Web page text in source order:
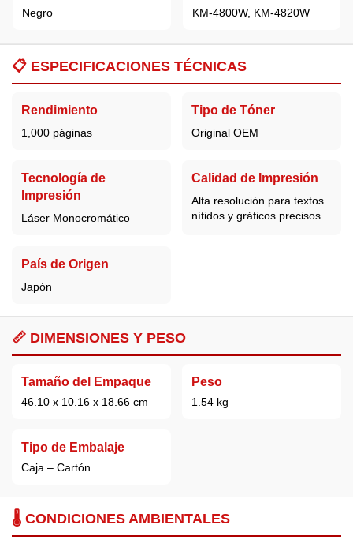
Negro KM-4800W, KM-4820W
📋 ESPECIFICACIONES TÉCNICAS
Rendimiento
1,000 páginas
Tipo de Tóner
Original OEM
Tecnología de
Impresión
Láser Monocromático
Calidad de Impresión
Alta resolución para textos
nítidos y gráficos precisos
País de Origen
Japón
📏 DIMENSIONES Y PESO
Tamaño del Empaque
46.10 x 10.16 x 18.66 cm
Peso
1.54 kg
Tipo de Embalaje
Caja – Cartón
🌡️ CONDICIONES AMBIENTALES